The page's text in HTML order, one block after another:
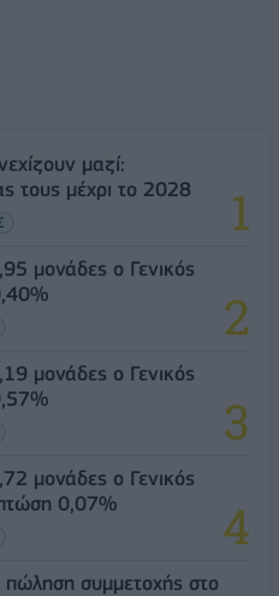
μαζί:
τους μέχρι το 2028
μονάδες ο Γενικός
μονάδες ο Γενικός
μονάδες ο Γενικός
0,07%
συμμετοχής στο